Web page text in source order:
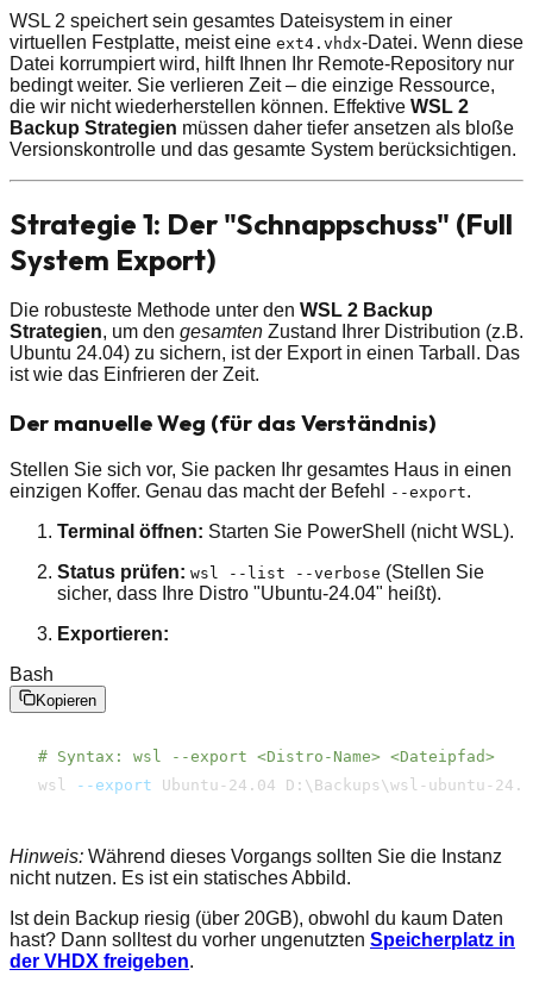
WSL 2 speichert sein gesamtes Dateisystem in einer
virtuellen Festplatte, meist eine ext4.vhdx-Datei. Wenn diese
Datei korrumpiert wird, hilft Ihnen Ihr Remote-Repository nur
bedingt weiter. Sie verlieren Zeit – die einzige Ressource,
die wir nicht wiederherstellen können. Effektive WSL 2
Backup Strategien müssen daher tiefer ansetzen als bloße
Versionskontrolle und das gesamte System berücksichtigen.
Strategie 1: Der "Schnappschuss" (Full
System Export)
Die robusteste Methode unter den WSL 2 Backup
Strategien, um den gesamten Zustand Ihrer Distribution (z.B.
Ubuntu 24.04) zu sichern, ist der Export in einen Tarball. Das
ist wie das Einfrieren der Zeit.
Der manuelle Weg (für das Verständnis)
Stellen Sie sich vor, Sie packen Ihr gesamtes Haus in einen
einzigen Koffer. Genau das macht der Befehl
--export.
Terminal öffnen: Starten Sie PowerShell (nicht WSL).
Status prüfen: wsl --list --verbose (Stellen Sie
sicher, dass Ihre Distro "Ubuntu-24.04" heißt).
Exportieren:
Bash
Kopieren
# Syntax: wsl --export <Distro-Name> <Dateipfad>
wsl
--export Ubuntu-24.04 D: \ Backups \ wsl-ubuntu-
Hinweis: Während dieses Vorgangs sollten Sie die Instanz
nicht nutzen. Es ist ein statisches Abbild.
Ist dein Backup riesig (über 20GB), obwohl du kaum Daten
hast? Dann solltest du vorher ungenutzten Speicherplatz in
der VHDX freigeben.